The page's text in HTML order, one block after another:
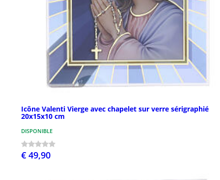
Icône Valenti Vierge avec chapelet sur verre sérigraphié
20x15x10 cm
DISPONIBLE
€ 49,90